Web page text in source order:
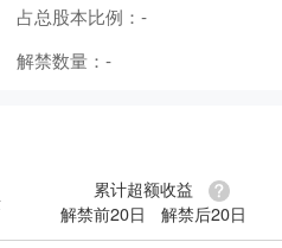
占总股本比例： -
解禁数量： -
累计超额收益
解禁前20日
解禁后20日